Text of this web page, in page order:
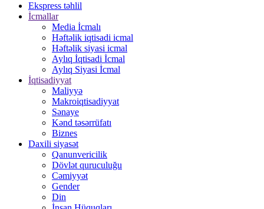
Ekspress təhlil
İcmallar
Media İcmalı
Həftəlik iqtisadi icmal
Həftəlik siyasi icmal
Aylıq İqtisadi İcmal
Aylıq Siyasi İcmal
İqtisadiyyat
Maliyyə
Makroiqtisadiyyat
Sənaye
Kənd təsərrüfatı
Biznes
Daxili siyasət
Qanunvericilik
Dövlət quruculuğu
Cəmiyyət
Gender
Din